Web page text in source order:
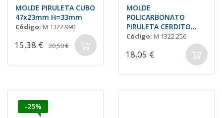
MOLDE PIRULETA CUBO
47x23mm H=33mm
Código: M 1322.990
15,38 € 20,50 €
MOLDE
POLICARBONATO
PIRULETA CERDITO
58x50 H=5mm
Código: M 1322.256
18,05 €
-25%